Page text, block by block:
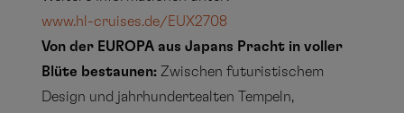
www.hl-cruises.de/EUX2708
Von der EUROPA aus Japans Pracht in voller
Blüte bestaunen: Zwischen futuristischem
Design und jahrhundertealten Tempeln,